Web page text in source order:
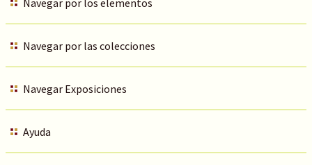
Navegar por los elementos
Navegar por las colecciones
Navegar Exposiciones
Ayuda